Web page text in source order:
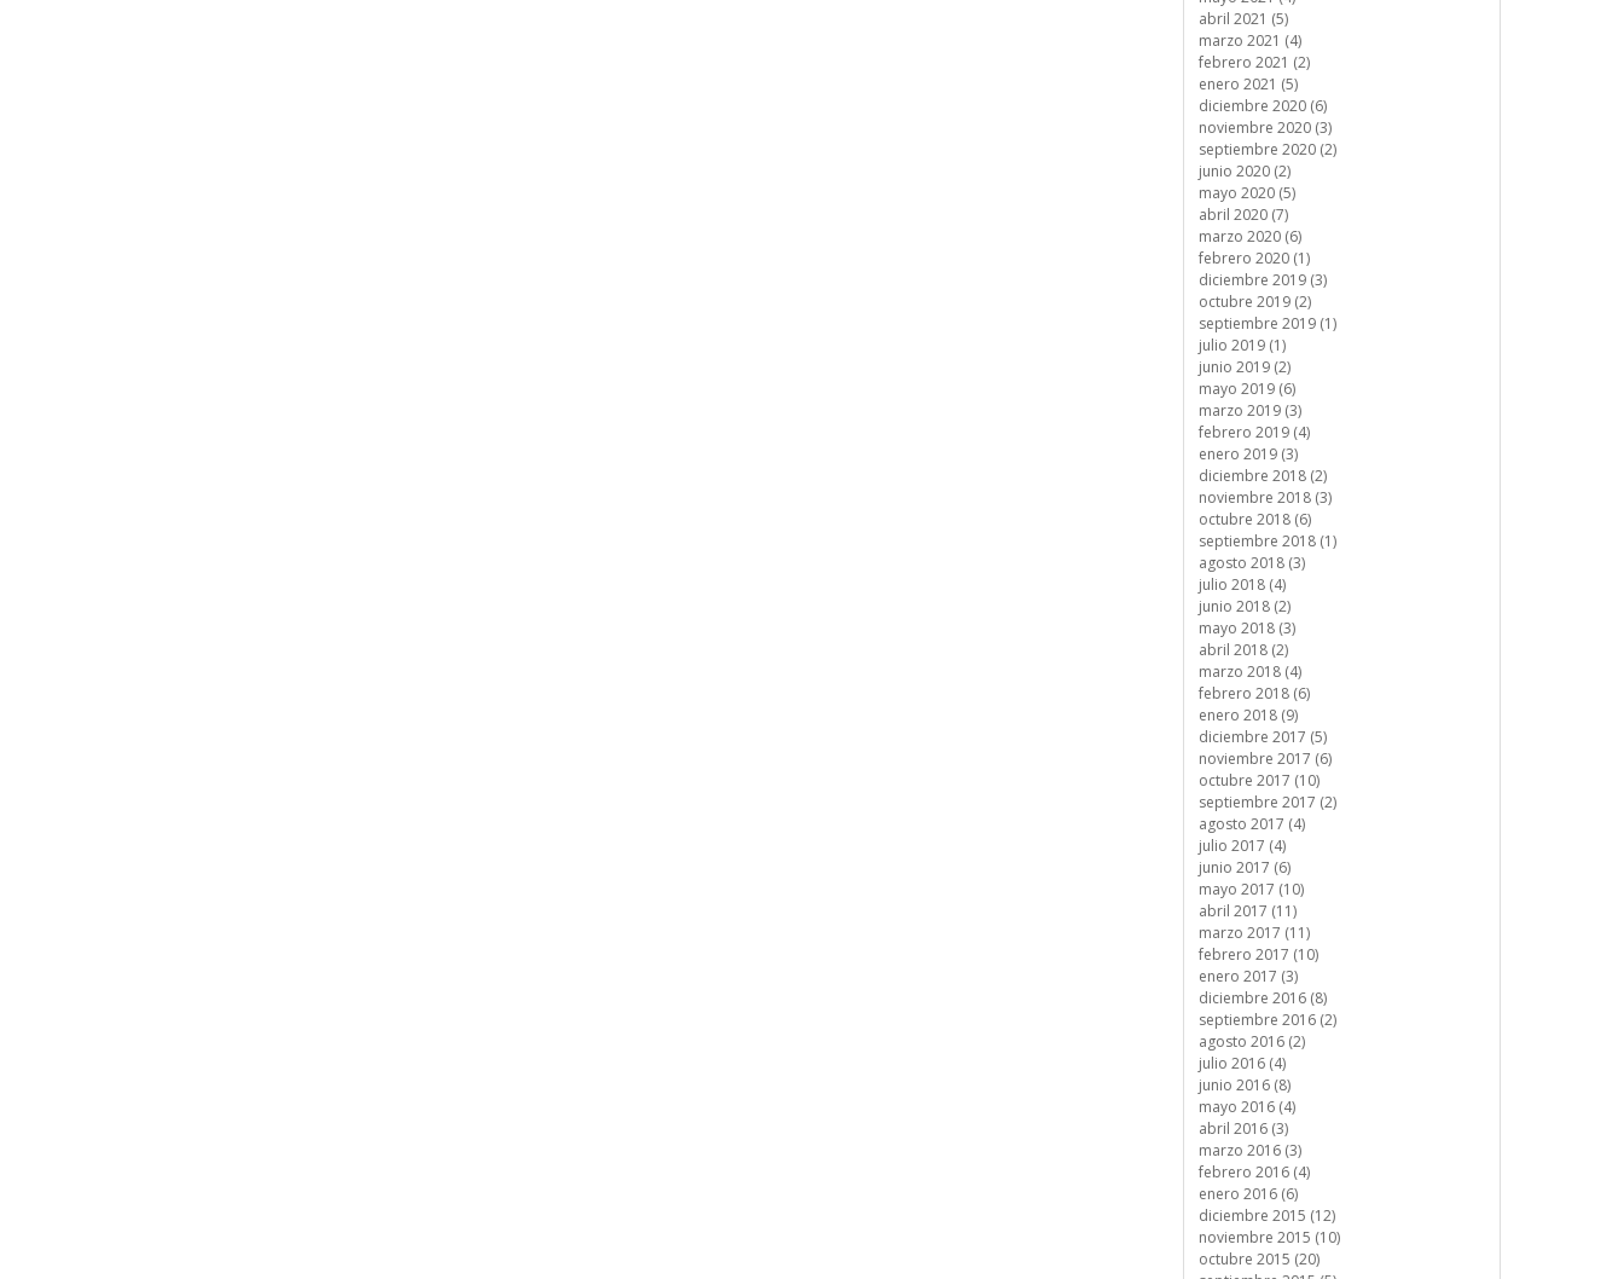
abril 2021 (5)
marzo 2021 (4)
febrero 2021 (2)
enero 2021 (5)
diciembre 2020 (6)
noviembre 2020 (3)
septiembre 2020 (2)
junio 2020 (2)
mayo 2020 (5)
abril 2020 (7)
marzo 2020 (6)
febrero 2020 (1)
diciembre 2019 (3)
octubre 2019 (2)
septiembre 2019 (1)
julio 2019 (1)
junio 2019 (2)
mayo 2019 (6)
marzo 2019 (3)
febrero 2019 (4)
enero 2019 (3)
diciembre 2018 (2)
noviembre 2018 (3)
octubre 2018 (6)
septiembre 2018 (1)
agosto 2018 (3)
julio 2018 (4)
junio 2018 (2)
mayo 2018 (3)
abril 2018 (2)
marzo 2018 (4)
febrero 2018 (6)
enero 2018 (9)
diciembre 2017 (5)
noviembre 2017 (6)
octubre 2017 (10)
septiembre 2017 (2)
agosto 2017 (4)
julio 2017 (4)
junio 2017 (6)
mayo 2017 (10)
abril 2017 (11)
marzo 2017 (11)
febrero 2017 (10)
enero 2017 (3)
diciembre 2016 (8)
septiembre 2016 (2)
agosto 2016 (2)
julio 2016 (4)
junio 2016 (8)
mayo 2016 (4)
abril 2016 (3)
marzo 2016 (3)
febrero 2016 (4)
enero 2016 (6)
diciembre 2015 (12)
noviembre 2015 (10)
octubre 2015 (20)